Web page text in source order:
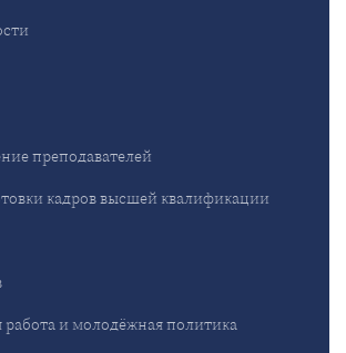
преподавателей
кадров высшей квалификации
работа и молодёжная политика